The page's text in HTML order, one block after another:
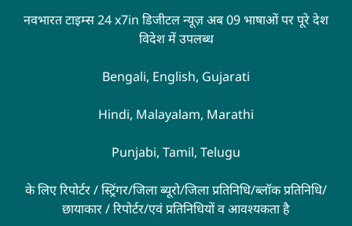
नवभारत टाइम्स 24 x7in डिजीटल न्यूज़ अब 09 भाषाओं पर पूरे देश
विदेश में उपलब्ध
Bengali, English, Gujarati
Hindi, Malayalam, Marathi
Punjabi, Tamil, Telugu
के लिए रिपोर्टर / स्ट्रिंगर/जिला ब्यूरो/जिला प्रतिनिधि/ब्लॉक प्रतिनिधि/
छायाकार / रिपोर्टर/एवं प्रतिनिधियों व आवश्यकता है